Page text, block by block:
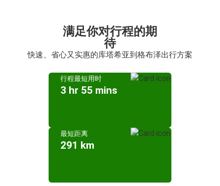
满足你对行程的期
待
快速、省心又实惠的库塔希亚到格布泽出行方案
行程最短用时
3 hr 55 mins
最短距离
291 km